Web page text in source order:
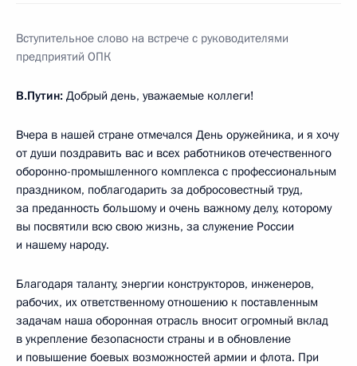
Вступительное слово на встрече с руководителями
предприятий ОПК
В.Путин: Добрый день, уважаемые коллеги!
Вчера в нашей стране отмечался День оружейника, и я хочу
от души поздравить вас и всех работников отечественного
оборонно-промышленного комплекса с профессиональным
праздником, поблагодарить за добросовестный труд,
за преданность большому и очень важному делу, которому
вы посвятили всю свою жизнь, за служение России
и нашему народу.
Благодаря таланту, энергии конструкторов, инженеров,
рабочих, их ответственному отношению к поставленным
задачам наша оборонная отрасль вносит огромный вклад
в укрепление безопасности страны и в обновление
и повышение боевых возможностей армии и флота. При